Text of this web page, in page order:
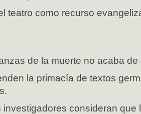
teatro como recurso
de la muerte no acaba de
la primacía de textos
investigadores consideran que